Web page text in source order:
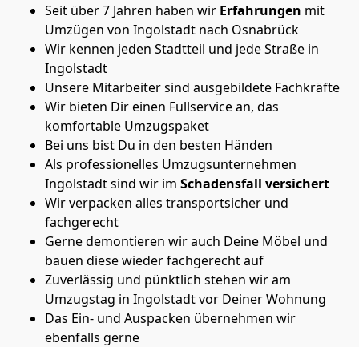
Seit über 7 Jahren haben wir Erfahrungen mit
Umzügen von Ingolstadt nach Osnabrück
Wir kennen jeden Stadtteil und jede Straße in
Ingolstadt
Unsere Mitarbeiter sind ausgebildete Fachkräfte
Wir bieten Dir einen Fullservice an, das
komfortable Umzugspaket
Bei uns bist Du in den besten Händen
Als professionelles Umzugsunternehmen
Ingolstadt sind wir im Schadensfall versichert
Wir verpacken alles transportsicher und
fachgerecht
Gerne demontieren wir auch Deine Möbel und
bauen diese wieder fachgerecht auf
Zuverlässig und pünktlich stehen wir am
Umzugstag in Ingolstadt vor Deiner Wohnung
Das Ein- und Auspacken übernehmen wir
ebenfalls gerne